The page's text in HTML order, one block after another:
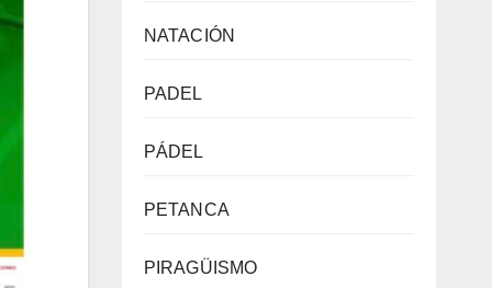
NATACIÓN
PADEL
PÁDEL
PETANCA
PIRAGÜISMO